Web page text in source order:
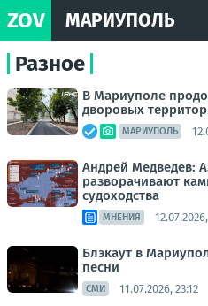
ZOV МАРИУПОЛЬ
Разное
В Мариуполе
дворовых
МАРИУПОЛЬ
Андрей Медведев:
разворачивают
судоходства
МНЕНИЯ
Блэкаут в
песни
СМИ 11.07.2026, 23:12